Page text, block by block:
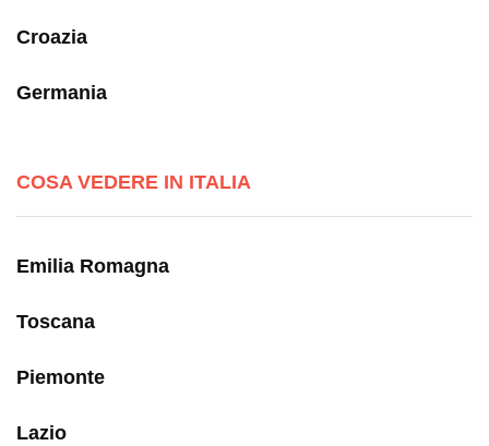
Croazia
Germania
COSA VEDERE IN ITALIA
Emilia Romagna
Toscana
Piemonte
Lazio